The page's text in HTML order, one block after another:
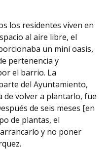
los residentes viven en
al aire libre, el
un mini oasis,
pertenencia y
el barrio. La
del Ayuntamiento,
de volver a plantarlo, fue
de seis meses [en
de plantas, el
y no poner